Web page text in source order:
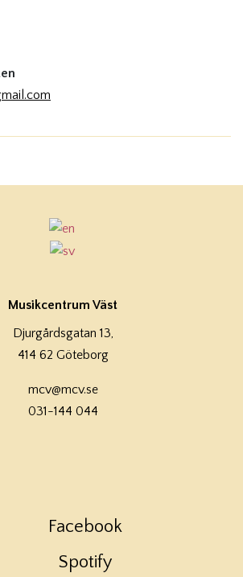
Musikcentrum Väst
Djurgårdsgatan 13,
414 62 Göteborg
mcv@mcv.se
031-144 044
Facebook
Spotify